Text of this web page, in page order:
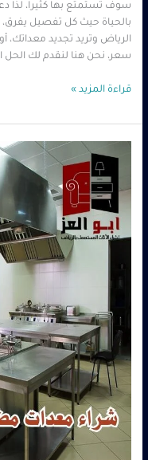
سوف تستمتع بها كثيرا، لذا
بالحياة حيث كل تفصيل
الرياض وتريد تجديد معداتك،
سعر، نحن هنا لنقدم لك الحل
قراءة المزيد »
معدات
مطاعم
بالرياض
شركة
العز